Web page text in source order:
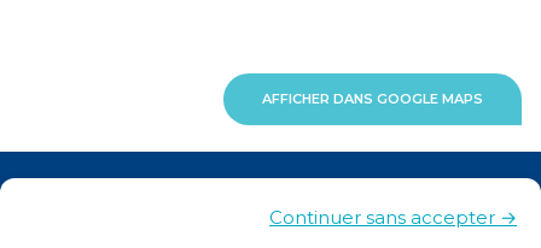
Continuer sans accepter →
AFFICHER DANS GOOGLE MAPS